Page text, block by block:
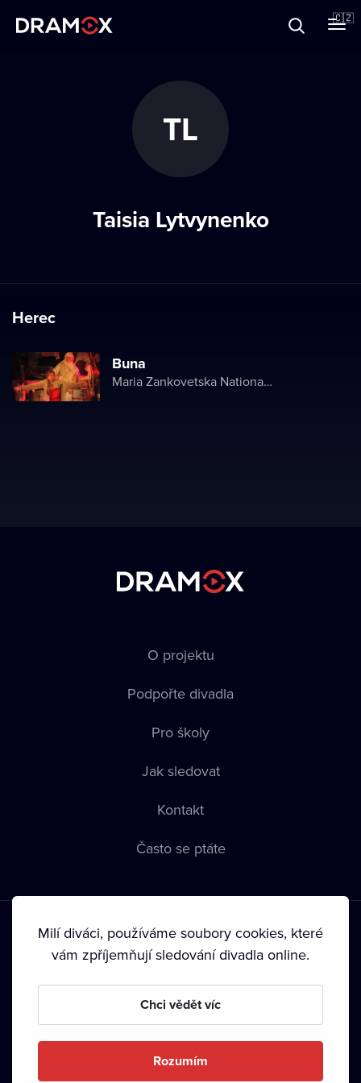
🇨🇿
TL
Taisia Lytvynenko
Herec
Buna
Maria Zankovetska National Drama Theater
O projektu
Podpořte divadla
Pro školy
Jak sledovat
Kontakt
Často se ptáte
Podmínky používání • Ochrana soukromí • Zásady používání
• Autorská práva•
Milí diváci, používáme soubory cookies, které
vám zpříjemňují sledování divadla online.
Chci vědět víc
Rozumím